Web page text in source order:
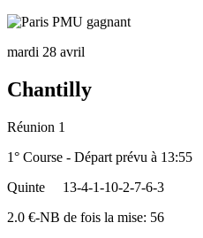
mardi 28 avril
Chantilly
Réunion 1
1° Course - Départ prévu à 13:55
Quinte
13-4-1-10-2-7-6-3
2.0 €-NB de fois la mise: 56